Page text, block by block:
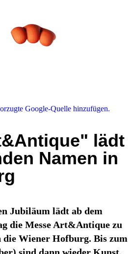
Google-Quelle hinzufügen.
lädt
Namen in
Jubiläum lädt ab dem
die Messe Art&Antique zu
die Wiener Hofburg. Bis zum